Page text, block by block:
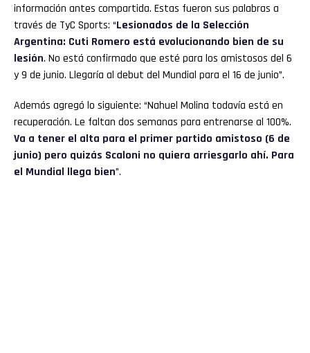
información antes compartida. Estas fueron sus palabras a
través de TyC Sports: “Lesionados de la Selección
Argentina: Cuti Romero está evolucionando bien de su
lesión. No está confirmado que esté para los amistosos del 6
y 9 de junio. Llegaría al debut del Mundial para el 16 de junio”.
Además agregó lo siguiente: “Nahuel Molina todavía está en
recuperación. Le faltan dos semanas para entrenarse al 100%.
Va a tener el alta para el primer partido amistoso (6 de
junio) pero quizás Scaloni no quiera arriesgarlo ahí. Para
el Mundial llega bien”.